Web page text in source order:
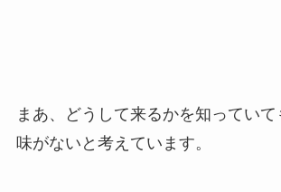
まあ、どうして来るかを知ってい
味がないと考えています。